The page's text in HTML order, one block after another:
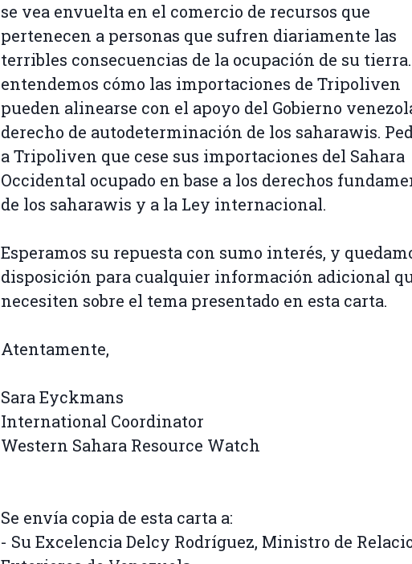
se vea envuelta en el comercio de recursos que
pertenecen a personas que sufren diariamente las
terribles consecuencias de la ocupación de su
entendemos cómo las importaciones de Tripoliven
pueden alinearse con el apoyo del Gobierno
derecho de autodeterminación de los saharawis.
a Tripoliven que cese sus importaciones del Sahara
Occidental ocupado en base a los derechos
de los saharawis y a la Ley internacional.
Esperamos su repuesta con sumo interés, y
disposición para cualquier información adicional
necesiten sobre el tema presentado en esta carta.
Atentamente,
Sara Eyckmans
International Coordinator
Western Sahara Resource Watch
Se envía copia de esta carta a:
- Su Excelencia Delcy Rodríguez, Ministro de